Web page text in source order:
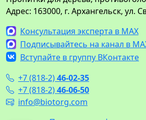
Адрес: 163000, г. Архангельск, ул.
Консультация эксперта в MAX
Подписывайтесь на канал в
Вступайте в группу ВКонтакте
+7 (818-2)46-02-35
+7 (818-2)46-06-50
info@biotorg.com